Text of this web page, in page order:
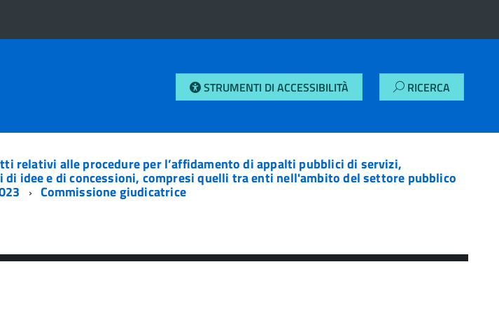
STRUMENTI DI ACCESSIBILITÀ RICERCA
relativi alle procedure per l’affidamento di appalti pubblici di servizi,
idee e di concessioni, compresi quelli tra enti nell'ambito del settore pubblico
Commissione giudicatrice